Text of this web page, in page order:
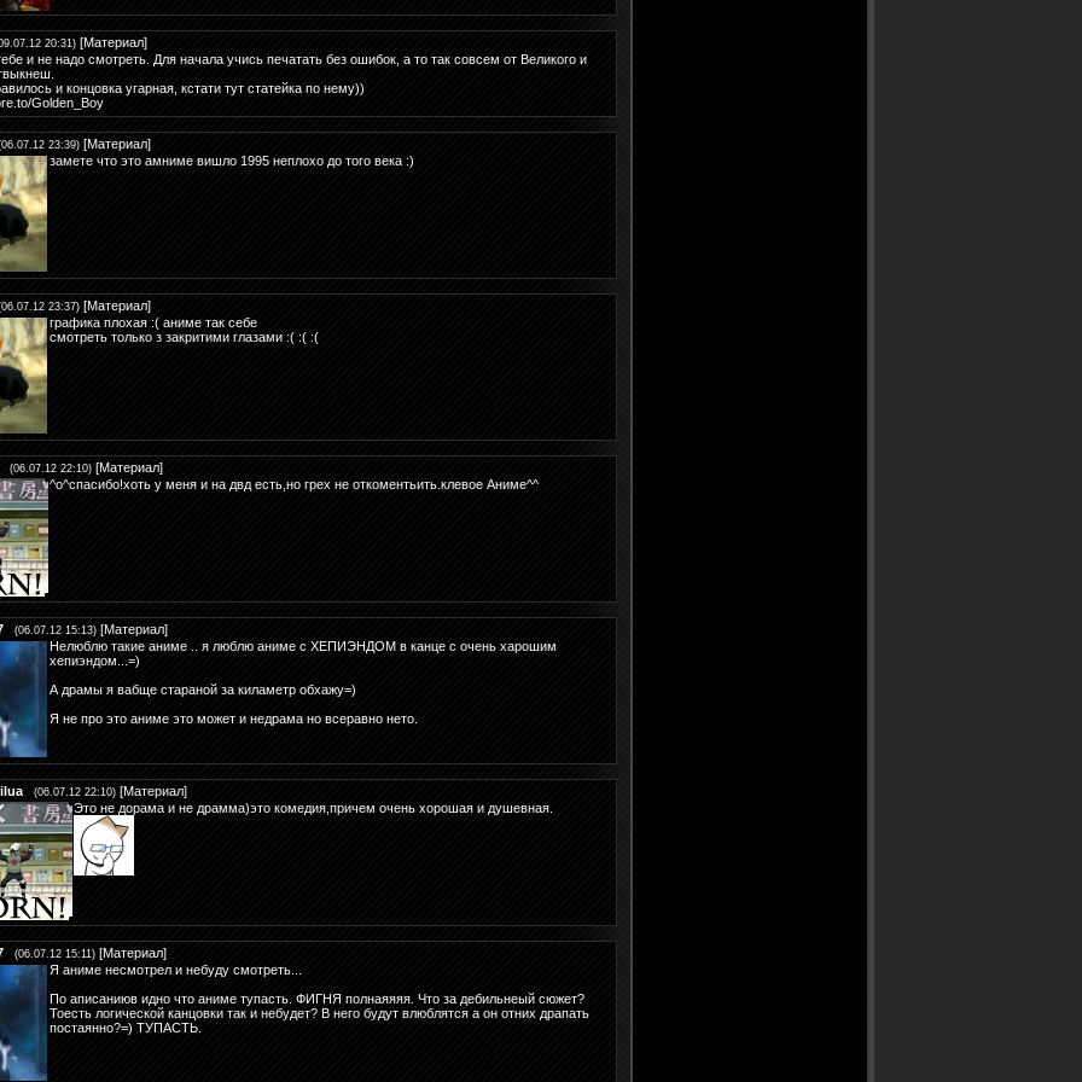
20:31) [Материал]
и не надо смотреть. Для начала учись печатать без ошибок, а то так совсем от Великого и
и концовка угарная, кстати тут статейка по нему))
Golden_Boy
23:39) [Материал]
замете что это амниме вишло 1995 неплохо до того века :)
23:37) [Материал]
графика плохая :( аниме так себе
смотреть только з закритими глазами :( :( :(
(06.07.12 22:10) [Материал]
^o^спасибо!хоть у меня и на двд есть,но грех не откоментьить.клевое Аниме^^
(06.07.12 15:13) [Материал]
Нелюблю такие аниме .. я люблю аниме с ХЕПИЭНДОМ в канце с очень харошим
хепиэндом...=)
А драмы я вабще стараной за киламетр обхажу=)
Я не про это аниме это может и недрама но всеравно нето.
(06.07.12 22:10) [Материал]
Это не дорама и не драмма)это комедия,причем очень хорошая и душевная.
(06.07.12 15:11) [Материал]
Я аниме несмотрел и небуду смотреть...
По аписаниюв идно что аниме тупасть. ФИГНЯ полнаяяяя. Что за дебильнеый сюжет?
Тоесть логической канцовки так и небудет? В него будут влюблятся а он отних драпать
постаянно?=) ТУПАСТЬ.